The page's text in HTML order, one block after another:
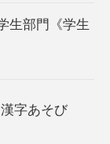
生部門《学生
字あそび